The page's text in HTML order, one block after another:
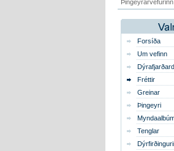
Þingeyrarvefurinn
Forsíða
Um vefinn
Fréttir
Greinar
Þingeyri
Tenglar